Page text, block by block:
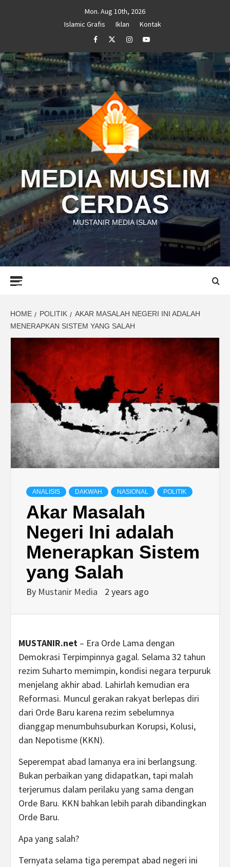
Mon. Aug 10th, 2026
Islamic Grafis
Iklan
Kontak
FacebookTwitterInstagramYoutube
MEDIA MUSLIM
CERDAS
MUSTANIR MEDIA ISLAM
HOME POLITIK
AKAR MASALAH NEGERI INI ADALAH
MENERAPKAN SISTEM YANG SALAH
ANALISIS DAKWAH NASIONAL POLITIK
Akar Masalah
Negeri Ini adalah
Menerapkan Sistem
yang Salah
By Mustanir Media 2 years ago
MUSTANIR.net – Era Orde Lama dengan
Demokrasi Terpimpinnya gagal. Selama 32 tahun
rezim Suharto memimpin, kondisi negara terpuruk
menjelang akhir abad. Lahirlah kemudian era
Reformasi. Muncul gerakan rakyat berlepas diri
dari Orde Baru karena rezim sebelumnya
dianggap menumbuhsuburkan Korupsi, Kolusi,
dan Nepotisme (KKN).
Seperempat abad lamanya era ini berlangsung.
Bukan perbaikan yang didapatkan, tapi malah
terjerumus dalam perilaku yang sama dengan
Orde Baru. KKN bahkan lebih parah dibandingkan
Orde Baru.
Apa yang salah?
Ternyata selama tiga perempat abad negeri ini